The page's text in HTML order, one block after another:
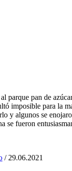
parque pan de
imposible para la
y algunos se
se fueron
/ 29.06.2021